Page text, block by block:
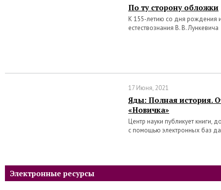
По ту сторону обложки
К 155-летию со дня рождения
естествознания В. В. Лункевича
17 Июня, 2021
Яды: Полная история.
«Новичка»
Центр науки публикует книги,
с помощью электронных баз
Электронные ресурсы